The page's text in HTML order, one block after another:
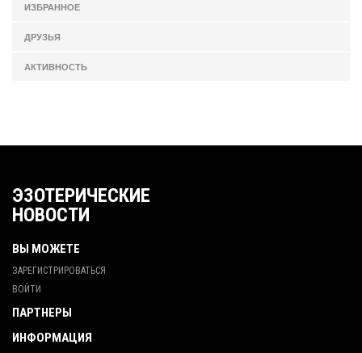
ИЗБРАННОЕ
ДРУЗЬЯ
АКТИВНОСТЬ
ЭЗОТЕРИЧЕСКИЕ
НОВОСТИ
ВЫ МОЖЕТЕ
ЗАРЕГИСТРИРОВАТЬСЯ
ВОЙТИ
ПАРТНЕРЫ
ИНФОРМАЦИЯ